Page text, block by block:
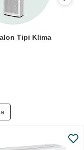
Tipi Klima